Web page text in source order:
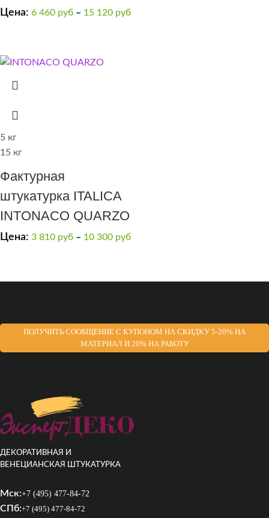
Цена: 6 460 руб – 15 120 руб
5 кг
15 кг
Фактурная
штукатурка ITALICA
INTONACO QUARZO
Цена: 3 810 руб – 10 300 руб
ПОЛУЧИТЬ СООБЩЕНИЕ С КУПОНОМ НА СКИДКУ 5-20% НА
МАТЕРИАЛ И 20% НА РАБОТУ
ДЕКОРАТИВНАЯ И
ВЕНЕЦИАНСКАЯ ШТУКАТУРКА
Мск:+7 (495) 477-84-72
СПб:+7 (495) 477-84-72